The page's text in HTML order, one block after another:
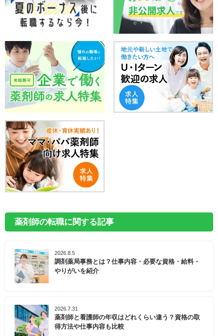
薬剤師の転職に関する記事
2026.8.5
調剤薬局事務とは？仕事内容・必要な資格・給料・
やりがいを紹介
2026.7.31
薬剤師と看護師の年収はどれくらい違う？資格の取
得方法や仕事内容も比較